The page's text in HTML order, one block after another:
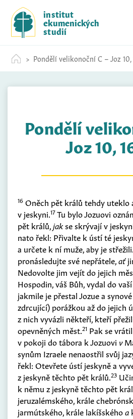
c
institut
ekumenických
studií
Pondělí velikonoční C – Joz 10,
Pondělí
Joz 10,
16 Oněch pět králů tehdy uteklo
v jeskyni.17Tu bylo Jozuovi
pět králů,jakse skrývají v
nato řekl: Přivalte k ústí té
a určete k ní muže, aby je střežili.
pronásledujte své nepřátele,ať
Nedovolte jim vejít do jejich
Hospodin, váš Bůh, vydal do
jakmile je přestal Jozue a
zdrcující) porážkou až do jejich
z nich vyvázli někteří, kteří
opevněných měst.21 Pak se
v pokoji do tábora k Jozuovi v
synům Izraele nenaostřil svůj
řekl: Otevřete ústí jeskyně a
z jeskyně těchto pět králů.23
k němu z jeskyně těchto pět
jeruzalémského, krále
jarmútského, krále lakíšskéhoa